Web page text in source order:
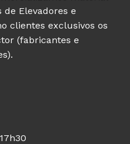
Elevadores e
clientes exclusivos os
(fabricantes e